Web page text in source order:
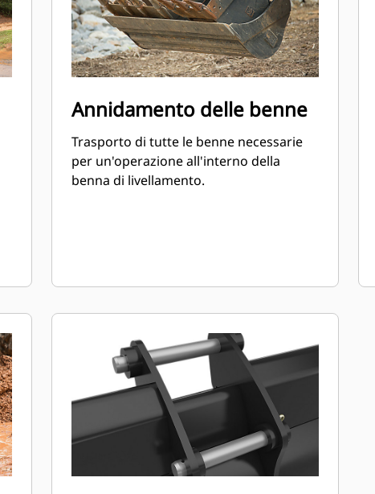
Annidamento delle benne
Trasporto di tutte le benne necessarie
per un'operazione all'interno della
benna di livellamento.